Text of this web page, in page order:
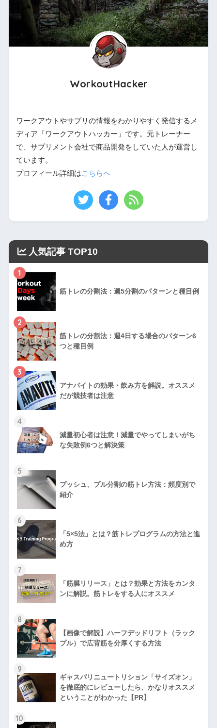
WorkoutHacker
ワークアウトやサプリの情報をわかりやすく発信するメ
ディア「ワークアウトハッカー」です。元トレーナー
で、サプリメント会社で商品開発をしていた人が運営し
ています。
プロフィール詳細はこちらへ
人気記事 TOP10
1
筋トレの分割法：週5分割のパターンと種目例
2
筋トレの分割法：週4日する場合のパターン6
つと種目例
3
アナバイトの効果・飲み方を解説。オススメ
だが競技者は注意
4
減量初心者は注意！減量でやってしまいがち
な失敗例6つと解決策
5
プッシュ、プル分割の筋トレ方法：頻度別で
紹介
6
「5×5法」とは？筋トレプログラムの方法と進
め方
7
「筋膜リリース」とは？効果と方法をカンタ
ンに解説。筋トレをする人にオススメ
8
【画像で解説】ハーフデッドリフト（ラック
プル）で広背筋を分厚くする方法
9
ギャスパリニュートリション「サイズオン」
を徹底的にレビューしたら、かなりオススメ
ということがわかった【PR】
10